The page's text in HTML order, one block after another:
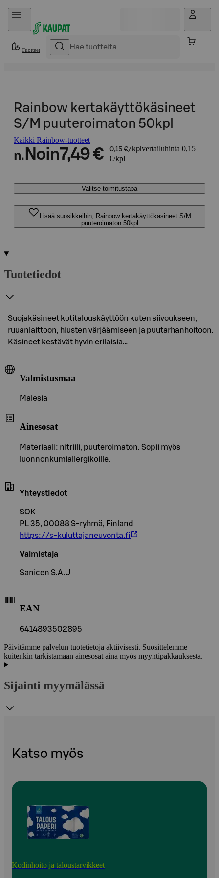
Hyppää sisältöön
Tuotteet
Rainbow kertakäyttökäsineet
S/M puuteroimaton 50kpl
Kaikki Rainbow-tuotteet
n. Noin7,49 € 0,15 €/kpl vertailuhinta 0,15
€/kpl
Valitse toimitustapa
Lisää suosikkeihin, Rainbow kertakäyttökäsineet S/M
puuteroimaton 50kpl
Tuotetiedot
Suojakäsineet kotitalouskäyttöön kuten siivoukseen,
ruuanlaittoon, hiusten värjäämiseen ja puutarhanhoitoon.
Käsineet kestävät hyvin erilaisia…
Valmistusmaa
Malesia
Ainesosat
Materiaali: nitriili, puuteroimaton. Sopii myös
luonnonkumiallergikoille.
Yhteystiedot
SOK
PL 35, 00088 S-ryhmä, Finland
https://s-kuluttajaneuvonta.fi
Valmistaja
Sanicen S.A.U
EAN
6414893502895
Päivitämme palvelun tuotetietoja aktiivisesti. Suosittelemme
kuitenkin tarkistamaan ainesosat aina myös myyntipakkauksesta.
Sijainti myymälässä
Katso myös
Kodinhoito ja taloustarvikkeet